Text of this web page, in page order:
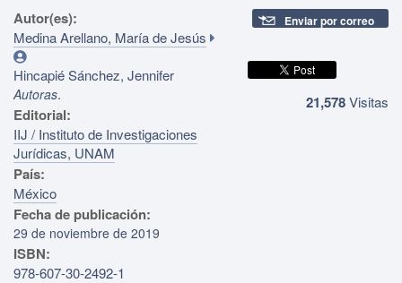
Autor(es):
Medina Arellano, María de Jesús
Hincapié Sánchez, Jennifer
Autoras.
Editorial:
IIJ / Instituto de Investigaciones
Jurídicas, UNAM
País:
México
Fecha de publicación:
29 de noviembre de 2019
ISBN:
978-607-30-2492-1
Enviar por correo
21,578Visitas